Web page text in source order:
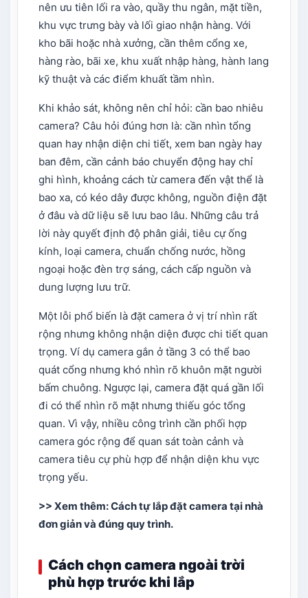
nên ưu tiên lối ra vào, quầy thu ngân, mặt tiền,
khu vực trưng bày và lối giao nhận hàng. Với
kho bãi hoặc nhà xưởng, cần thêm cổng xe,
hàng rào, bãi xe, khu xuất nhập hàng, hành lang
kỹ thuật và các điểm khuất tầm nhìn.
Khi khảo sát, không nên chỉ hỏi: cần bao nhiêu
camera? Câu hỏi đúng hơn là: cần nhìn tổng
quan hay nhận diện chi tiết, xem ban ngày hay
ban đêm, cần cảnh báo chuyển động hay chỉ
ghi hình, khoảng cách từ camera đến vật thể là
bao xa, có kéo dây được không, nguồn điện đặt
ở đâu và dữ liệu sẽ lưu bao lâu. Những câu trả
lời này quyết định độ phân giải, tiêu cự ống
kính, loại camera, chuẩn chống nước, hồng
ngoại hoặc đèn trợ sáng, cách cấp nguồn và
dung lượng lưu trữ.
Một lỗi phổ biến là đặt camera ở vị trí nhìn rất
rộng nhưng không nhận diện được chi tiết quan
trọng. Ví dụ camera gắn ở tầng 3 có thể bao
quát cổng nhưng khó nhìn rõ khuôn mặt người
bấm chuông. Ngược lại, camera đặt quá gần lối
đi có thể nhìn rõ mặt nhưng thiếu góc tổng
quan. Vì vậy, nhiều công trình cần phối hợp
camera góc rộng để quan sát toàn cảnh và
camera tiêu cự phù hợp để nhận diện khu vực
trọng yếu.
>> Xem thêm:Cách tự lắp đặt camera tại nhà
đơn giản và đúng quy trình.
Cách chọn camera ngoài trời
phù hợp trước khi lắp